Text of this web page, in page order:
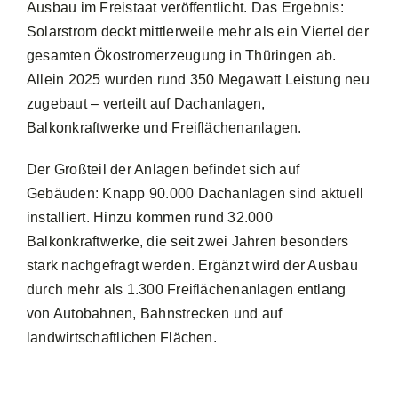
Ausbau im Freistaat veröffentlicht. Das Ergebnis:
Solarstrom deckt mittlerweile mehr als ein Viertel der
gesamten Ökostromerzeugung in Thüringen ab.
Allein 2025 wurden rund 350 Megawatt Leistung neu
zugebaut – verteilt auf Dachanlagen,
Balkonkraftwerke und Freiflächenanlagen.
Der Großteil der Anlagen befindet sich auf
Gebäuden: Knapp 90.000 Dachanlagen sind aktuell
installiert. Hinzu kommen rund 32.000
Balkonkraftwerke, die seit zwei Jahren besonders
stark nachgefragt werden. Ergänzt wird der Ausbau
durch mehr als 1.300 Freiflächenanlagen entlang
von Autobahnen, Bahnstrecken und auf
landwirtschaftlichen Flächen.